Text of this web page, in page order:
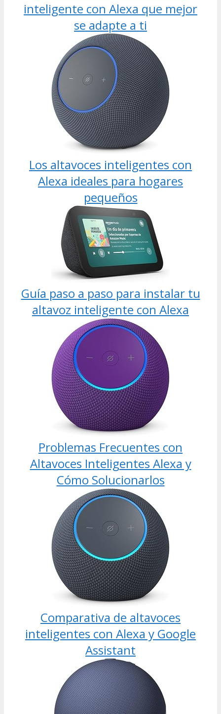
inteligente con Alexa que mejor
se adapte a ti
Los altavoces inteligentes con
Alexa ideales para hogares
pequeños
Guía paso a paso para instalar tu
altavoz inteligente con Alexa
Problemas Frecuentes con
Altavoces Inteligentes Alexa y
Cómo Solucionarlos
Comparativa de altavoces
inteligentes con Alexa y Google
Assistant